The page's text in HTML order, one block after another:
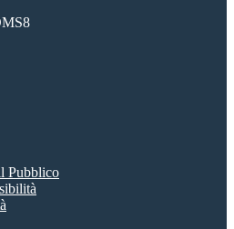
Pubblico